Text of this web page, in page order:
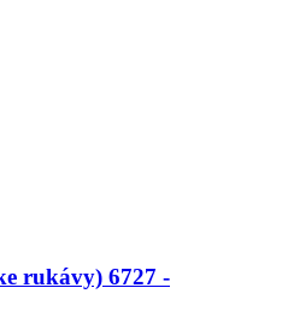
rukávy) 6727 -